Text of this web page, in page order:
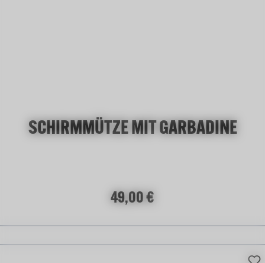
SCHIRMMÜTZE MIT GARBADINE
Regulärer Preis:
49,00 €